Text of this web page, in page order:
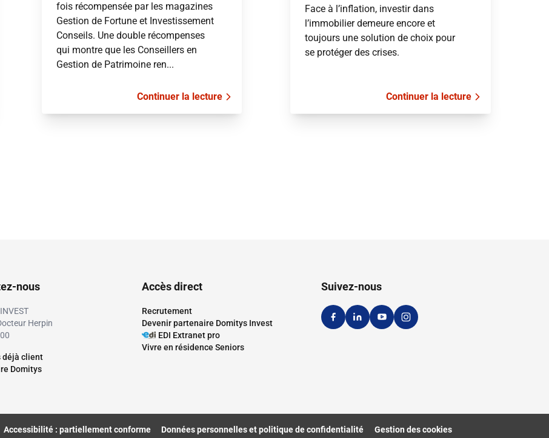
fois récompensée par les magazines
Gestion de Fortune et Investissement
Conseils. Une double récompenses
qui montre que les Conseillers en
Gestion de Patrimoine ren...
Continuer la lecture
Face à l’inflation, investir dans
l’immobilier demeure encore et
toujours une solution de choix pour
se protéger des crises.
Continuer la lecture
nous
Herpin
déjà client
Domitys
Accès direct
Recrutement
Devenir partenaire Domitys Invest
EDI Extranet pro
Vivre en résidence Seniors
Suivez-nous
Accessibilité : partiellement conforme Données personnelles et politique de confidentialité Gestion des cookies